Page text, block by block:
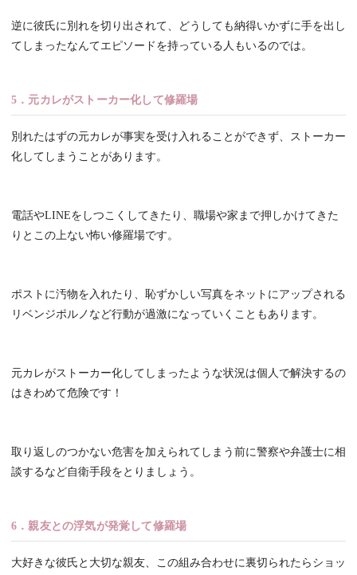
逆に彼氏に別れを切り出されて、どうしても納得いかずに手を出し
てしまったなんてエピソードを持っている人もいるのでは。
5．元カレがストーカー化して修羅場
別れたはずの元カレが事実を受け入れることができず、ストーカー
化してしまうことがあります。
電話やLINEをしつこくしてきたり、職場や家まで押しかけてきた
りとこの上ない怖い修羅場です。
ポストに汚物を入れたり、恥ずかしい写真をネットにアップされる
リベンジポルノなど行動が過激になっていくこともあります。
元カレがストーカー化してしまったような状況は個人で解決するの
はきわめて危険です！
取り返しのつかない危害を加えられてしまう前に警察や弁護士に相
談するなど自衛手段をとりましょう。
6．親友との浮気が発覚して修羅場
大好きな彼氏と大切な親友、この組み合わせに裏切られたらショッ